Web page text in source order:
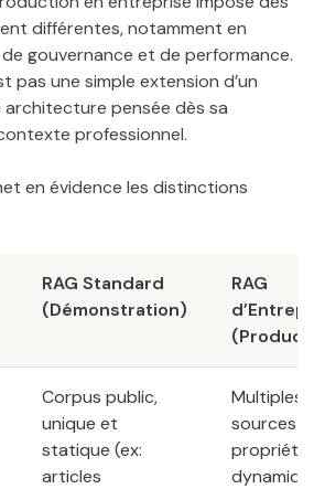
différentes, notamment en
gouvernance et de performance.
pas une simple extension d’un
pensée dès sa
professionnel.
en évidence les distinctions
RAG Standard
(Démonstration)
RAG
Corpus public,
unique et
statique (ex:
articles
Multiples
sources